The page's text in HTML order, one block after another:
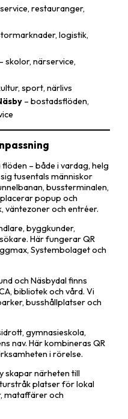
restauranger,
logistik,
– skolor, närservice,
sport, närlivs
– bostadsflöden,
– både i vardag, helg
tusentals människor
bussterminalen,
popup och
väntezoner och entréer.
byggkunder,
Här fungerar QR
Systembolaget och
och Näsbydal finns
bibliotek och vård. Vi
busshållplatser och
gymnasieskola,
nav. Här kombineras QR
i rörelse.
skapar närheten till
platser för lokal
mataffärer och